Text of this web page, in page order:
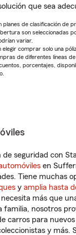
que sea
de clasificación de
son seleccionadas
variar.
comprar solo una
de diferentes líneas
porcentajes,
seguridad con
en
Tiene muchas
y amplia hasta
necesita más que
familia, nosotros
carros para
y más.